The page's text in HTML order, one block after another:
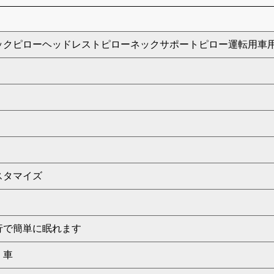
ピローヘッドレストピローネックサポートピロー運転用車
タマイズ
簡単に眠れます
車